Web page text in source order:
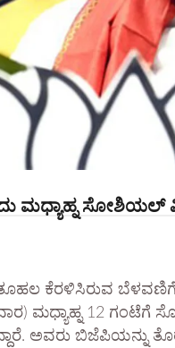
ಮಧ್ಯಾಹ್ನ
ಕುತೂಹಲ ಕೆರಳಿಸಿರುವ
ಮಧ್ಯಾಹ್ನ 12
ಅವರು ಬಿಜೆಪಿಯನ್ನು